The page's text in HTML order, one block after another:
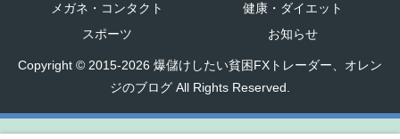
メガネ・コンタクト
健康・ダイエット
スポーツ
お知らせ
Copyright © 2015-2026 爆儲けしたい貧困FXトレーダー、オレン
ジのブログ All Rights Reserved.